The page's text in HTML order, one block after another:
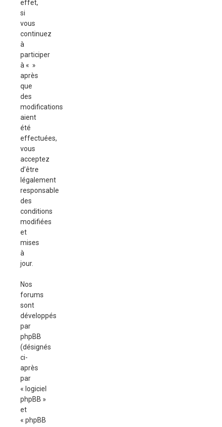
effet,
si
vous
continuez
à
participer
à « »
après
que
des
modifications
aient
été
effectuées,
vous
acceptez
d’être
légalement
responsable
des
conditions
modifiées
et
mises
à
jour.
Nos
forums
sont
développés
par
phpBB
(désignés
ci-
après
par
« logiciel
phpBB »
et
« phpBB